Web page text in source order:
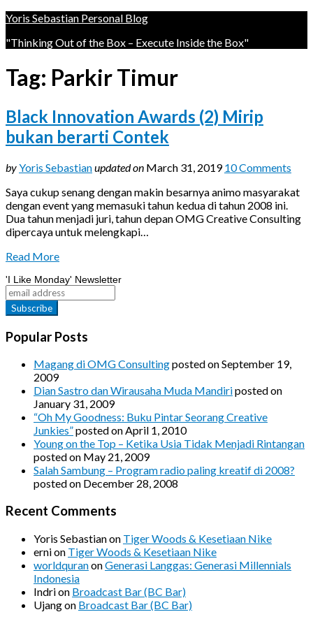
Yoris Sebastian Personal Blog
"Thinking Out of the Box – Execute Inside the Box"
Tag: Parkir Timur
Black Innovation Awards (2) Mirip
bukan berarti Contek
byYoris Sebastianupdated on March 31, 2019 10 Comments
Saya cukup senang dengan makin besarnya animo masyarakat
dengan event yang memasuki tahun kedua di tahun 2008 ini.
Dua tahun menjadi juri, tahun depan OMG Creative Consulting
dipercaya untuk melengkapi…
Read More
'I Like Monday' Newsletter
Popular Posts
Magang di OMG Consultingposted on September 19,
2009
Dian Sastro dan Wirausaha Muda Mandiriposted on
January 31, 2009
“Oh My Goodness: Buku Pintar Seorang Creative
Junkies”posted on April 1, 2010
Young on the Top – Ketika Usia Tidak Menjadi Rintangan
posted on May 21, 2009
Salah Sambung – Program radio paling kreatif di 2008?
posted on December 28, 2008
Recent Comments
Yoris Sebastianon Tiger Woods & Kesetiaan Nike
ernion Tiger Woods & Kesetiaan Nike
worldquranonGenerasi Langgas: Generasi Millennials
Indonesia
Indrion Broadcast Bar (BC Bar)
Ujangon Broadcast Bar (BC Bar)